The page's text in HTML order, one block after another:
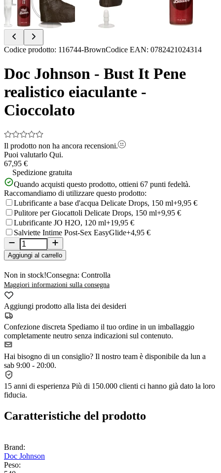
Item
of
Codice prodotto: 116744-BrownCodice EAN: 0782421024314
Doc Johnson - Bust It Pene
realistico eiaculante -
Cioccolato
Il prodotto non ha ancora recensioni.
Puoi valutarlo Qui.
67,95 €
Spedizione gratuita
Quando acquisti questo prodotto, ottieni 67 punti fedeltà.
Raccomandiamo di utilizzare questo prodotto:
Lubrificante a base d'acqua Delicate Drops, 150 ml+9,95 €
Pulitore per Giocattoli Delicate Drops, 150 ml+9,95 €
Lubrificante JO H2O, 120 ml+19,95 €
Salviette Intime Post-Sex EasyGlide+4,95 €
Aggiungi al carrello
Non in stock!Consegna: Controlla
Maggiori informazioni sulla consegna
Aggiungi prodotto alla lista dei desideri
Confezione discreta Spediamo il tuo ordine in un imballaggio
completamente neutro senza indicazioni sul contenuto.
Hai bisogno di un consiglio? Il nostro team è disponibile da lun a
sab 9:00 - 20:00.
15 anni di esperienza Più di 150.000 clienti ci hanno già dato la loro
fiducia.
Caratteristiche del prodotto
Brand:
Doc Johnson
Peso: